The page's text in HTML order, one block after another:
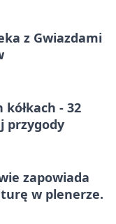
z Gwiazdami
- 32
przygody
zapowiada
w plenerze.